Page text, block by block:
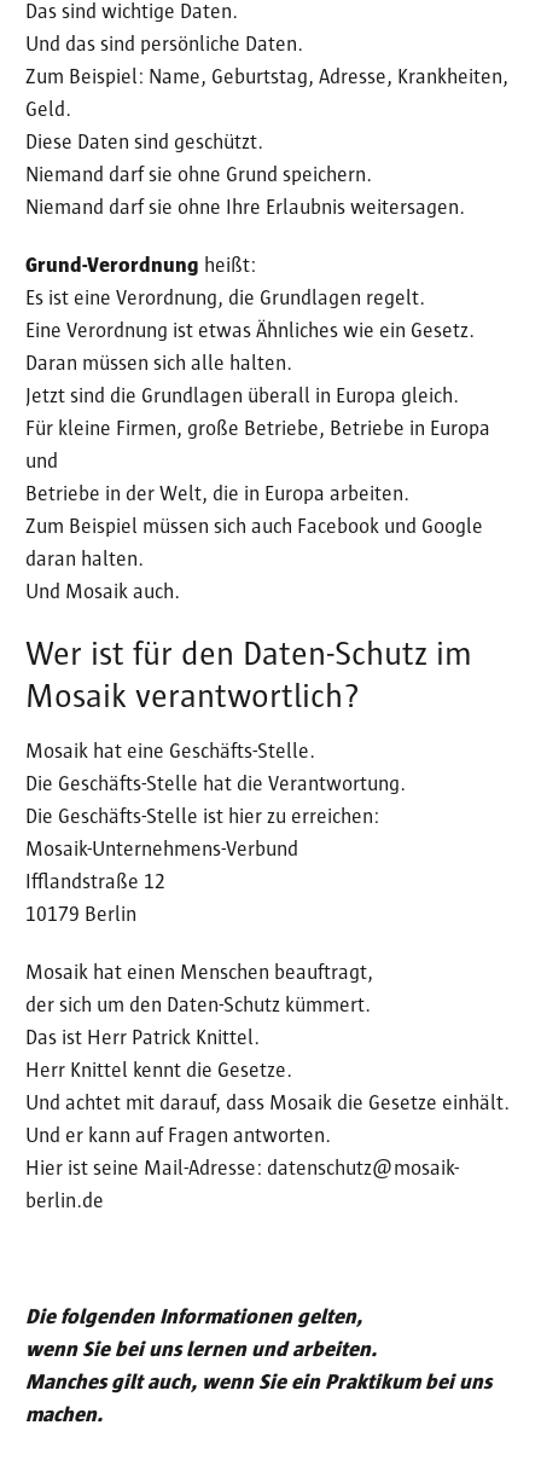
Das sind wichtige Daten.
Und das sind persönliche Daten.
Zum Beispiel: Name, Geburtstag, Adresse, Krankheiten,
Geld.
Diese Daten sind geschützt.
Niemand darf sie ohne Grund speichern.
Niemand darf sie ohne Ihre Erlaubnis weitersagen.
Grund-Verordnung heißt:
Es ist eine Verordnung, die Grundlagen regelt.
Eine Verordnung ist etwas Ähnliches wie ein Gesetz.
Daran müssen sich alle halten.
Jetzt sind die Grundlagen überall in Europa gleich.
Für kleine Firmen, große Betriebe, Betriebe in Europa
und
Betriebe in der Welt, die in Europa arbeiten.
Zum Beispiel müssen sich auch Facebook und Google
daran halten.
Und Mosaik auch.
Wer ist für den Daten-Schutz im
Mosaik verantwortlich?
Mosaik hat eine Geschäfts-Stelle.
Die Geschäfts-Stelle hat die Verantwortung.
Die Geschäfts-Stelle ist hier zu erreichen:
Mosaik-Unternehmens-Verbund
Ifflandstraße 12
10179 Berlin
Mosaik hat einen Menschen beauftragt,
der sich um den Daten-Schutz kümmert.
Das ist Herr Patrick Knittel.
Herr Knittel kennt die Gesetze.
Und achtet mit darauf, dass Mosaik die Gesetze einhält.
Und er kann auf Fragen antworten.
Hier ist seine Mail-Adresse: datenschutz@mosaik-
berlin.de
Die folgenden Informationen gelten,
wenn Sie bei uns lernen und arbeiten.
Manches gilt auch, wenn Sie ein Praktikum bei uns
machen.